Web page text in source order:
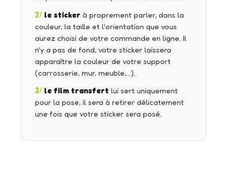
2/ le sticker à proprement parler, dans la
couleur, la taille et l'orientation que vous
aurez choisi de votre commande en ligne. Il
n'y a pas de fond, votre sticker laissera
apparaître la couleur de votre support
(carrosserie, mur, meuble,…).
3/ le film transfert lui sert uniquement
pour la pose, il sera à retirer délicatement
une fois que votre sticker sera posé.